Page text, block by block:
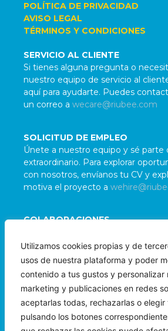
Utilizamos cookies propias y de
usos de nuestra plataforma y poder
contenido a tus gustos y personalizar
marketing y publicaciones en redes
aceptarlas todas, rechazarlas o
pulsando los botones
COLABORACIONES
Damos la bienvenida a
organizaciones e individuos
misión. Para evaluar posibles
wepartner@riubee.com
SOLICITUD DE EMPLEO
Únete a nuestro equipo y sé parte
extraordinario. Para explorar
con nosotros, envíanos tu CV y
motiva el proyecto a
SERVICIO AL CLIENTE
Si tienes alguna pregunta o
nuestro equipo de servicio al
aquí para ayudarte. Puedes
un correo a wecare@riubee.com
POLÍTICA DE PRIVACIDAD
AVISO LEGAL
TÉRMINOS Y CONDICIONES